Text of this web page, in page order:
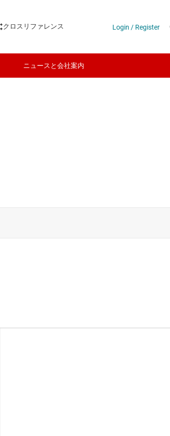
クロスリファレンス
ニュースと会社案内